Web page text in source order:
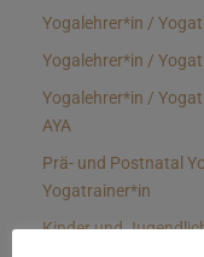
Yogalehrer*in /
Yogalehrer*in /
Yogalehrer*in /
AYA
Prä- und Postnatal
Yogatrainer*in
Kinder und